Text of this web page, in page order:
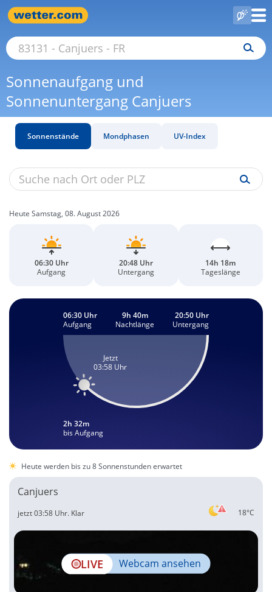
Sonnenaufgang und
Sonnenuntergang Canjuers
Sonnenstände Mondphasen UV-Index
Heute Samstag, 08. August 2026
06:30 Uhr
Aufgang
20:48 Uhr
Untergang
14h 18m
Tageslänge
2h 32m
bis Aufgang
Jetzt
03:58 Uhr
06:30 Uhr
Aufgang
9h 40m
Nachtlänge
20:50 Uhr
Untergang
Heute werden bis zu 8 Sonnenstunden erwartet
Canjuers
18°C
jetzt 03:58 Uhr. Klar
LIVE Webcam ansehen